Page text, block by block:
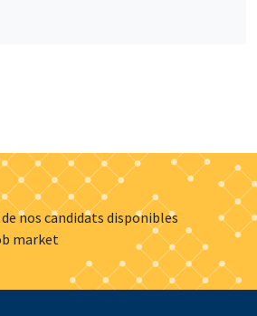
nos candidats disponibles
market